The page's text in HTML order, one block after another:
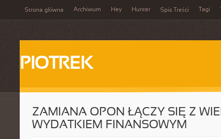
Strona główna Archiwum Hey Hunter Spis Treści Tagi
PIOTREK
ZAMIANA OPON ŁĄCZY SIĘ Z
WYDATKIEM FINANSOWYM